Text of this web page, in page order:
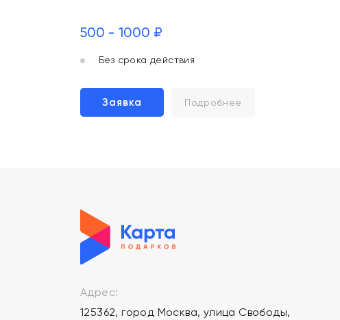
500 - 1000 ₽
Без срока действия
Заявка Подробнее
Адрес:
125362, город Москва, улица Свободы,